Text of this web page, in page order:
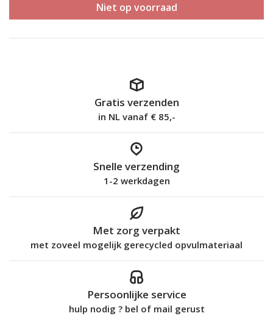
Niet op voorraad
Gratis verzenden
in NL vanaf € 85,-
Snelle verzending
1-2 werkdagen
Met zorg verpakt
met zoveel mogelijk gerecycled opvulmateriaal
Persoonlijke service
hulp nodig ? bel of mail gerust